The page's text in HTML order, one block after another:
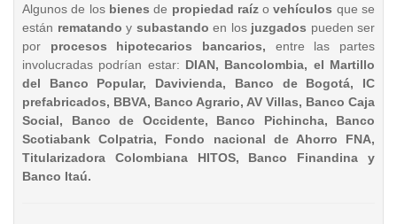
Algunos de los bienesde propiedad raízo vehículos que se
están rematando y subastando en los juzgados pueden ser
por procesos hipotecarios bancarios, entre las partes
involucradas podrían estar: DIAN, Bancolombia, el Martillo
del Banco Popular, Davivienda, Banco de Bogotá, IC
prefabricados, BBVA, Banco Agrario, AV Villas, Banco Caja
Social, Banco de Occidente, Banco Pichincha, Banco
Scotiabank Colpatria, Fondo nacional de Ahorro FNA,
Titularizadora Colombiana HITOS, Banco Finandina y
Banco Itaú.